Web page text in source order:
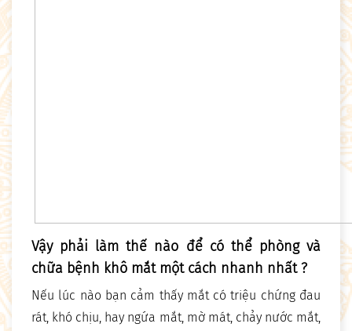
Vậy phải làm thế nào để có thể phòng và
chữa bệnh khô mắt một cách nhanh nhất ?
Nếu lúc nào bạn cảm thấy mắt có triệu chứng đau
rát, khó chịu, hay ngứa mắt, mờ mát, chảy nước mắt,